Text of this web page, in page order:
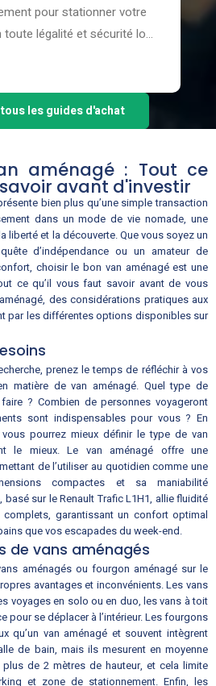
pour stationner votre
toute légalité et sécurité lors
les guides d'achat
aménagé : Tout ce
avant d'investir
bien plus qu’une simple transaction
dans un mode de vie nomade, une
liberté et la découverte. Que vous soyez un
d’indépendance ou un amateur de
choisir le bon van aménagé est une
ce qu’il vous faut savoir avant de vous
des considérations pratiques aux
par les différentes options disponibles sur
prenez le temps de réfléchir à vos
matière de van aménagé. Quel type de
? Combien de personnes voyageront
sont indispensables pour vous ? En
pourrez mieux définir le type de van
le mieux. Le van aménagé offre une
de l’utiliser au quotidien comme une
compactes et sa maniabilité
sur le Renault Trafic L1H1, allie fluidité
garantissant un confort optimal
que vos escapades du week-end.
de vans aménagés
aménagés ou fourgon aménagé sur le
avantages et inconvénients. Les vans
voyages en solo ou en duo, les vans à toit
pour se déplacer à l’intérieur. Les fourgons
qu’un van aménagé et souvent intègrent
de bain, mais ils mesurent en moyenne
de 2 mètres de hauteur, et cela limite
et zone de stationnement. Enfin, les